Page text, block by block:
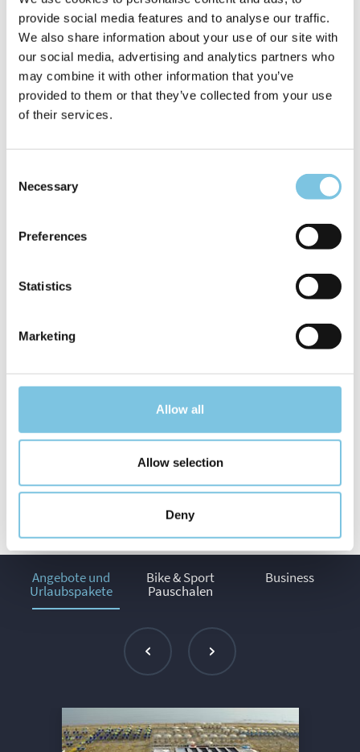
provide social media features and to analyse our traffic.
We also share information about your use of our site with
our social media, advertising and analytics partners who
may combine it with other information that you’ve
provided to them or that they’ve collected from your use
of their services.
Selection
Necessary
Preferences
Statistics
Marketing
Allow all
Allow selection
Deny
🚴 Teilnahme an 6 täglich geführten Radtouren für
Rennrad, E-Bike, MTB und Gravel
🛠 Videoüberwachter und ausgestatteter Fahrradraum
mit Waschbereich, Reparaturecke und Mechaniker-
Service
✨ Sportmassagen, Beauty-Behandlungen sowie
Pressotherapie- und Thermotherapie-Angebote
🍹 Aperitif auf unserer Veranda am Meer
🌸 Rosa Dinner: ein Themenabend mit besonderen
Gerichten, Dekorationen und einer Atmosphäre ganz im
🍰🏊 Süße Köstlichkeiten am Pool und ein abendliches
🏃‍♀️💗 Lungomare Run Club in Rosa: ein Lauf für alle –
gemeinsam laufen und dabei ein rosa Detail tragen.
Angebot anfordern
Angebote und
Urlaubspakete
Bike & Sport
Pauschalen
Business